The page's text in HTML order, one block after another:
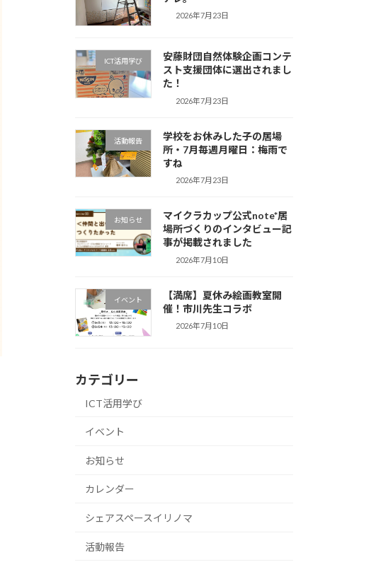
2026年7月23日
ICT活用学び
安藤財団自然体験企画コンテ
スト支援団体に選出されまし
た！
2026年7月23日
活動報告
学校をお休みした子の居場
所・7月毎週月曜日：梅雨で
すね
2026年7月23日
お知らせ
マイクラカップ公式note*居
場所づくりのインタビュー記
事が掲載されました
2026年7月10日
イベント
【満席】夏休み絵画教室開
催！市川先生コラボ
2026年7月10日
カテゴリー
ICT活用学び
イベント
お知らせ
カレンダー
シェアスペースイリノマ
活動報告